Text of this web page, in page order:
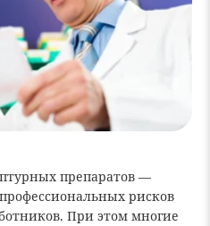
препаратов —
рисков
При этом многие